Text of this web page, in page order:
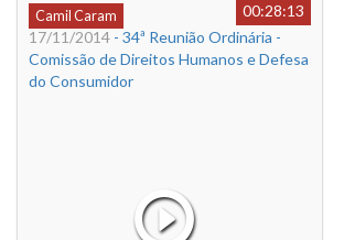
Camil Caram
00:28:13
17/11/2014 - 34ª Reunião Ordinária -
Comissão de Direitos Humanos e Defesa
do Consumidor